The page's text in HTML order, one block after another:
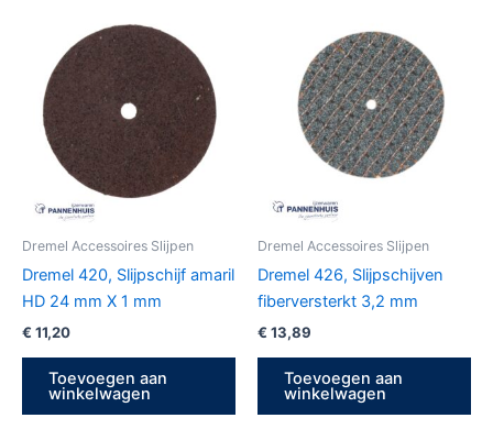
Dremel Accessoires Slijpen
Dremel 420, Slijpschijf amaril
HD 24 mm X 1 mm
€ 11,20
Toevoegen aan
winkelwagen
Dremel Accessoires Slijpen
Dremel 426, Slijpschijven
fiberversterkt 3,2 mm
€ 13,89
Toevoegen aan
winkelwagen